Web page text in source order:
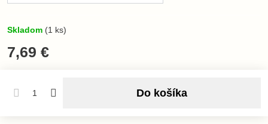
Skladom (1 ks)
7,69 €
Do košíka